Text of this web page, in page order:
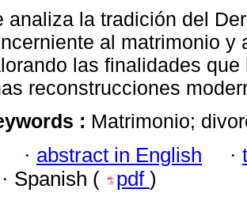
analiza la tradición del
al matrimonio y
las finalidades que
reconstrucciones
: Matrimonio;
· abstract in English ·
· Spanish ( pdf )